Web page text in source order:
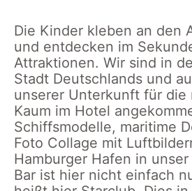
Die Kinder kleben an den
und entdecken im
Attraktionen. Wir sind in
Stadt Deutschlands und
unserer Unterkunft für die
Kaum im Hotel
Schiffsmodelle, maritime
Foto Collage mit
Hamburger Hafen in
Bar ist hier nicht einfach